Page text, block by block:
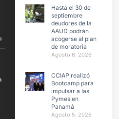
Hasta el 30 de
septiembre
deudores de la
AAUD podrán
acogerse al plan
de moratoria
Agosto 6, 2026
CCIAP realizó
Bootcamp para
impulsar a las
Pymes en
Panamá
Agosto 5, 2026